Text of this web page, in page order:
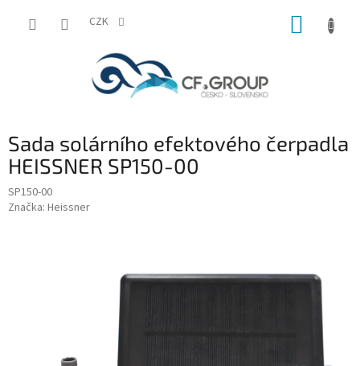
CZK
Sada solárního efektového čerpadla
HEISSNER SP150-00
SP150-00
Značka: Heissner